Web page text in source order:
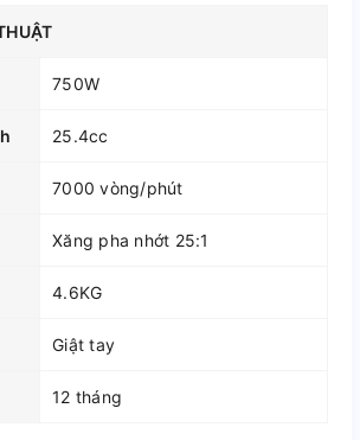
750W
25.4cc
7000 vòng/phút
Xăng pha nhớt 25:1
4.6KG
Giật tay
12 tháng